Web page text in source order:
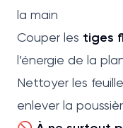
la main
Couper les tiges
l’énergie de la
Nettoyer les
enlever la